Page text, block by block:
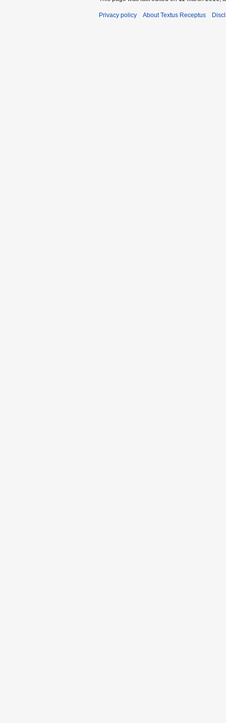
Privacy policy About Textus Receptus